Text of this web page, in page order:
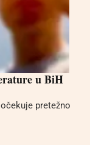
u BiH
pretežno